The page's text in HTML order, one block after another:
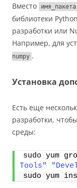
Вместо имя_пакета
библиотеки
разработки или
Например, для
numpy .
Установка
Есть еще
разработки,
среды:
sudo yum
Tools"
sudo yum